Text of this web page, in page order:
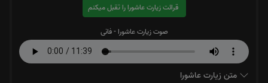
قرائت زیارت عاشورا را تقبل میکنم
صوت زیارت عاشورا - فانی
متن زیارت عاشورا